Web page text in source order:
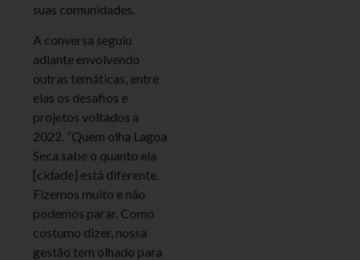
suas comunidades.
A conversa seguiu
adiante envolvendo
outras temáticas, entre
elas os desafios e
projetos voltados a
2022. “Quem olha Lagoa
Seca sabe o quanto ela
[cidade] está diferente.
Fizemos muito e não
podemos parar. Como
costumo dizer, nossa
gestão tem olhado para